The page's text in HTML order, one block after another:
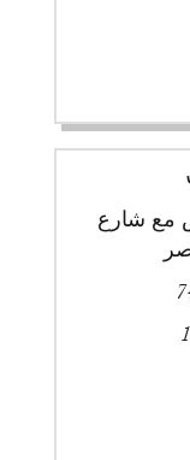
مع شارع